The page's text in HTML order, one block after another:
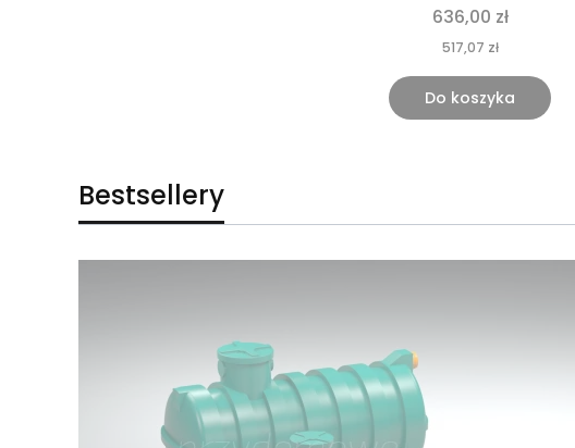
636,00 zł
517,07 zł
Do koszyka
Bestsellery